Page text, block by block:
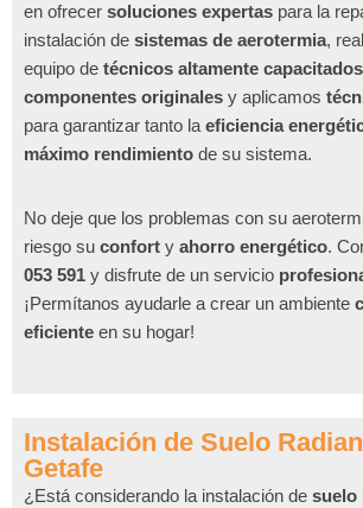
en ofrecer soluciones expertas para la
instalación de sistemas de aerotermia,
equipo de técnicos altamente capacitados
componentes originales y aplicamos
para garantizar tanto la eficiencia
máximo rendimiento de su sistema.
No deje que los problemas con su
riesgo su confort y ahorro energético.
053 591 y disfrute de un servicio
¡Permítanos ayudarle a crear un ambiente
eficiente en su hogar!
Instalación de Suelo
Getafe
¿Está considerando la instalación de suelo